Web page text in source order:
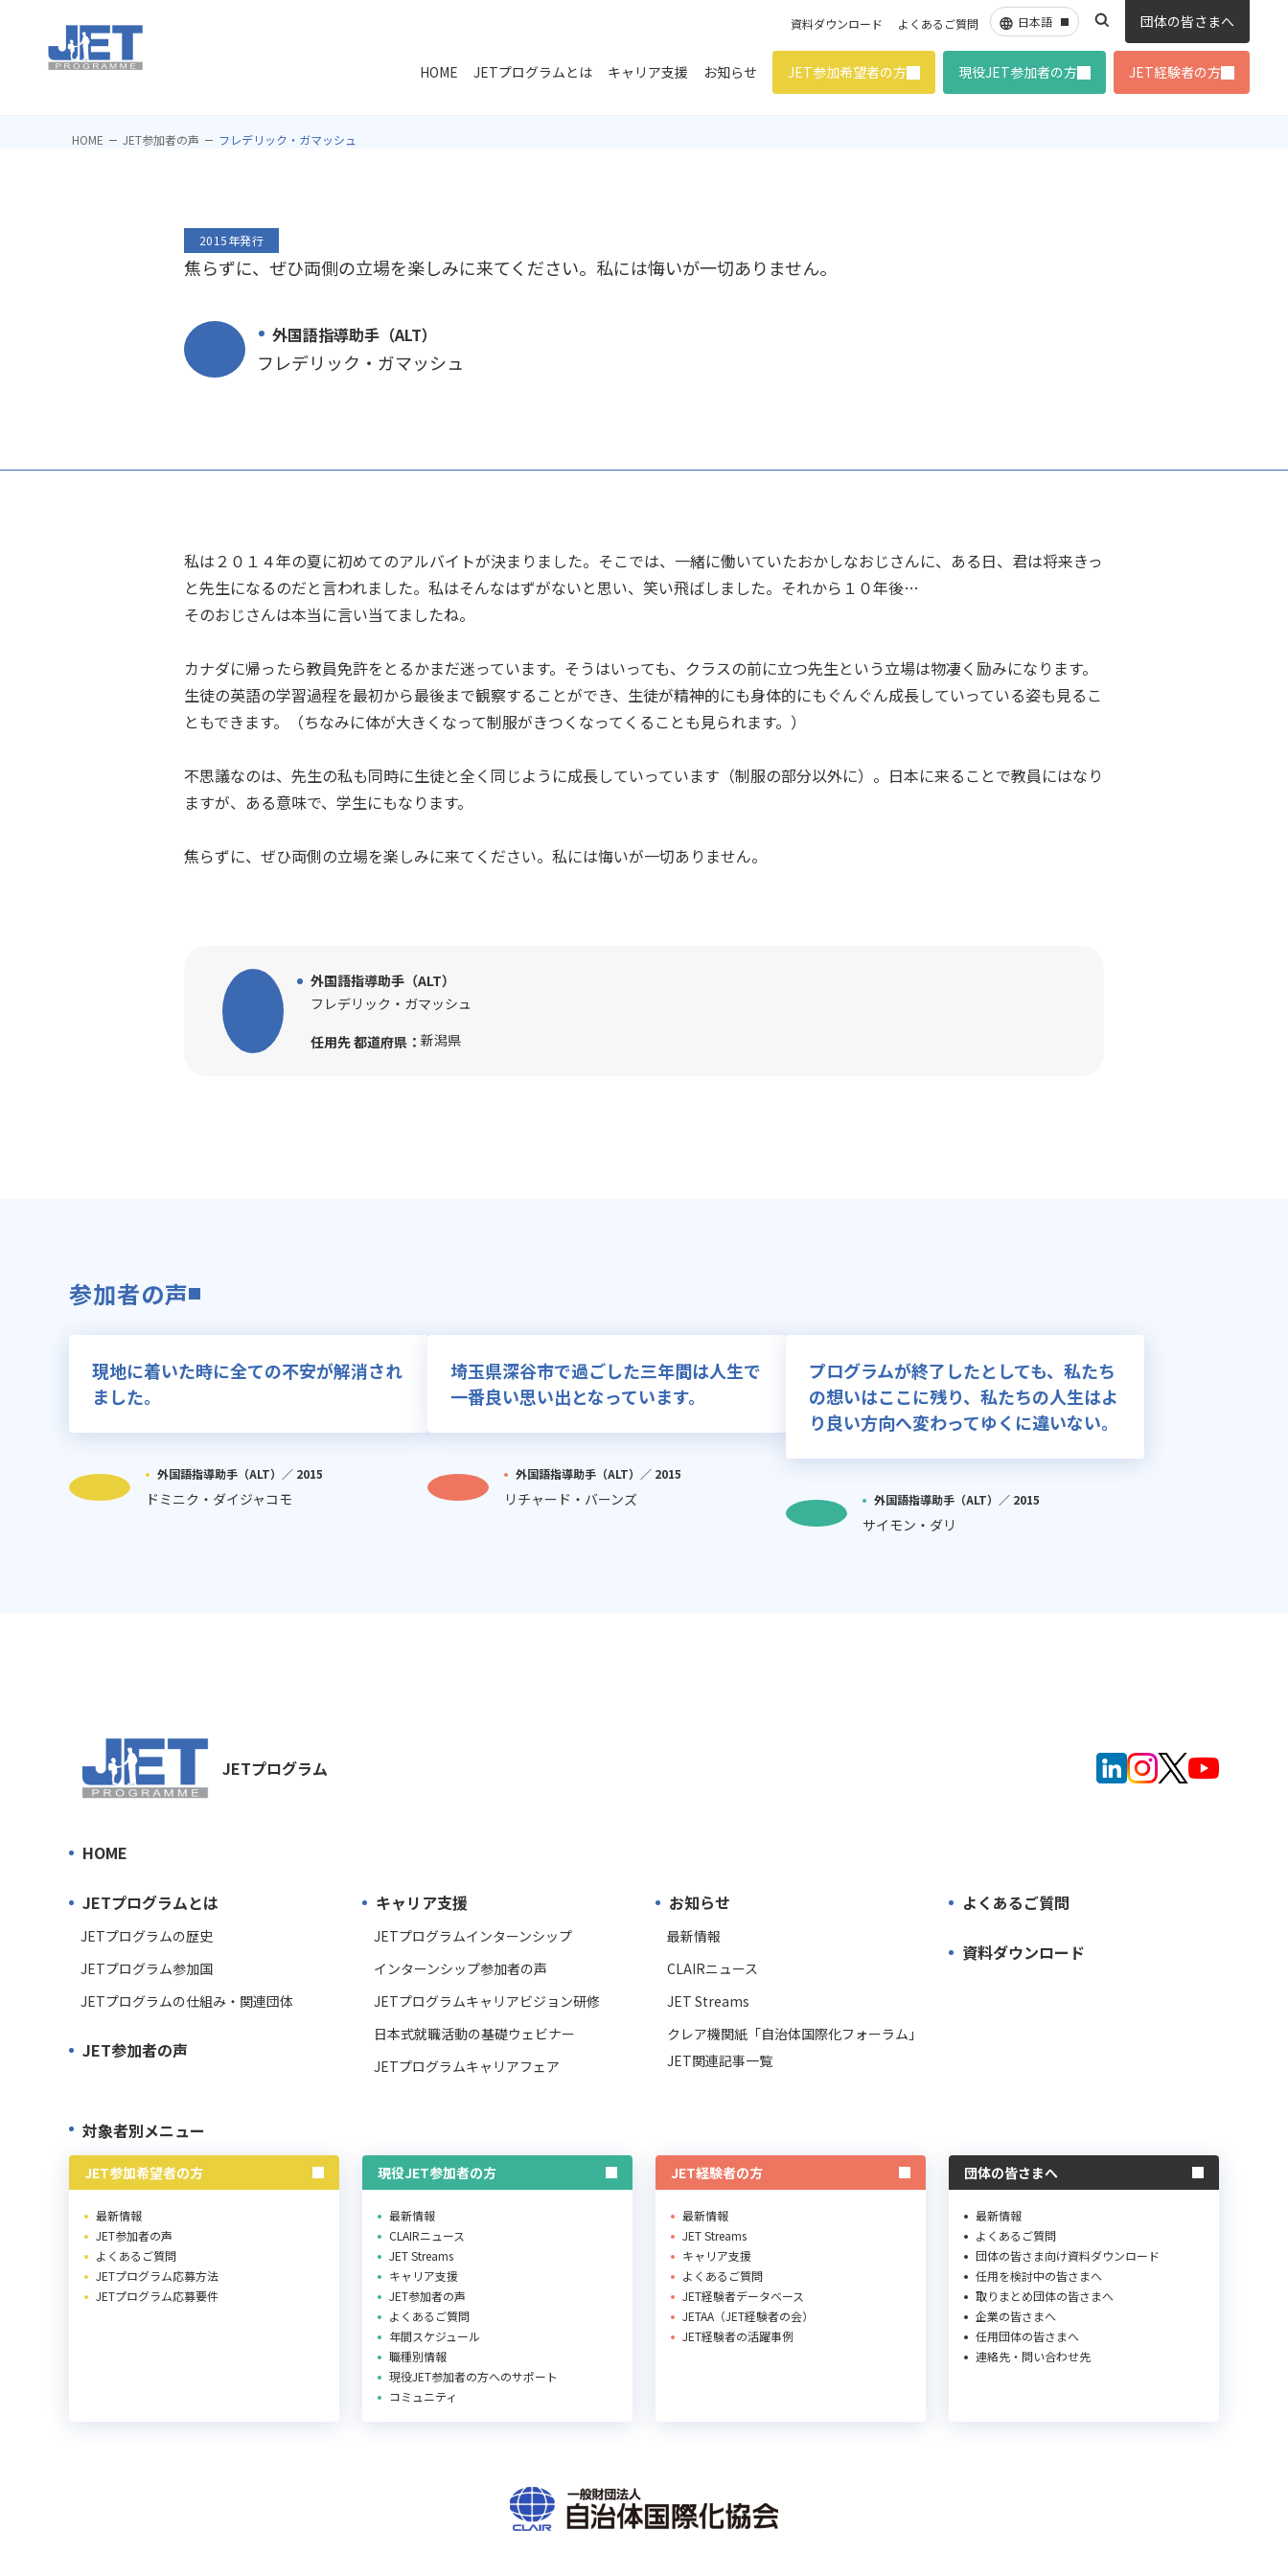
資料ダウンロード よくあるご質問 団体の皆さまへ
HOME JETプログラムとは キャリア支援 お知らせ JET参加希望者の方 現役JET参加者の方 JET経験者の方
HOME JET参加者の声 フレデリック・ガマッシュ
2015年発行
焦らずに、ぜひ両側の立場を楽しみに来てください。私には悔いが一切ありません。
外国語指導助手（ALT）
フレデリック・ガマッシュ
私は２０１４年の夏に初めてのアルバイトが決まりました。そこでは、一緒に働いていたおかしなおじさんに、ある日、君は将来きっ
と先生になるのだと言われました。私はそんなはずがないと思い、笑い飛ばしました。それから１０年後…
そのおじさんは本当に言い当てましたね。
カナダに帰ったら教員免許をとるかまだ迷っています。そうはいっても、クラスの前に立つ先生という立場は物凄く励みになります。
生徒の英語の学習過程を最初から最後まで観察することができ、生徒が精神的にも身体的にもぐんぐん成長していっている姿も見るこ
ともできます。（ちなみに体が大きくなって制服がきつくなってくることも見られます。）
不思議なのは、先生の私も同時に生徒と全く同じように成長していっています（制服の部分以外に）。日本に来ることで教員にはなり
ますが、ある意味で、学生にもなります。
焦らずに、ぜひ両側の立場を楽しみに来てください。私には悔いが一切ありません。
外国語指導助手（ALT）
フレデリック・ガマッシュ
任用先 都道府県： 新潟県
参加者の声
現地に着いた時に全ての不安が解消され
ました。
外国語指導助手（ALT）／ 2015
ドミニク・ダイジャコモ
埼玉県深谷市で過ごした三年間は人生で
一番良い思い出となっています。
外国語指導助手（ALT）／ 2015
リチャード・バーンズ
プログラムが終了したとしても、私たち
の想いはここに残り、私たちの人生はよ
り良い方向へ変わってゆくに違いない。
外国語指導助手（ALT）／ 2015
サイモン・ダリ
JETプログラム
HOME
JETプログラムとは
JETプログラムの歴史
JETプログラム参加国
JETプログラムの仕組み・関連団体
JET参加者の声
キャリア支援
JETプログラムインターンシップ
インターンシップ参加者の声
JETプログラムキャリアビジョン研修
日本式就職活動の基礎ウェビナー
JETプログラムキャリアフェア
お知らせ
最新情報
CLAIRニュース
JET Streams
クレア機関紙「自治体国際化フォーラム」
JET関連記事一覧
よくあるご質問
資料ダウンロード
対象者別メニュー
JET参加希望者の方
最新情報
JET参加者の声
よくあるご質問
JETプログラム応募方法
JETプログラム応募要件
現役JET参加者の方
最新情報
CLAIRニュース
JET Streams
キャリア支援
JET参加者の声
よくあるご質問
年間スケジュール
職種別情報
現役JET参加者の方へのサポート
コミュニティ
JET経験者の方
最新情報
JET Streams
キャリア支援
よくあるご質問
JET経験者データベース
JETAA（JET経験者の会）
JET経験者の活躍事例
団体の皆さまへ
最新情報
よくあるご質問
団体の皆さま向け資料ダウンロード
任用を検討中の皆さまへ
取りまとめ団体の皆さまへ
企業の皆さまへ
任用団体の皆さまへ
連絡先・問い合わせ先